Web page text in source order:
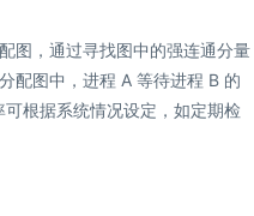
图，通过寻找图中的强连通分量
配图中，进程 A 等待进程 B 的
根据系统情况设定，如定期检